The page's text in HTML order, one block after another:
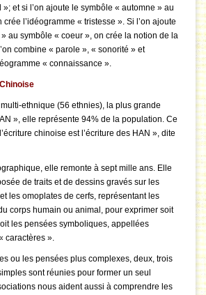
»; et si l’on ajoute le symbôle « automne » au
l’idéogramme « tristesse ». Si l’on ajoute
au symbôle « coeur », on crée la notion de la
combine « parole », « sonorité » et
« connaissance ».
ethnique (56 ethnies), la plus grande
», elle représente 94% de la population. Ce
chinoise est l’écriture des HAN », dite
elle remonte à sept mille ans. Elle
de traits et de dessins gravés sur les
les omoplates de cerfs, représentant les
corps humain ou animal, pour exprimer soit
les pensées symboliques, appellées
caractères ».
ou les pensées plus complexes, deux, trois
sont réunies pour former un seul
nous aident aussi à comprendre les